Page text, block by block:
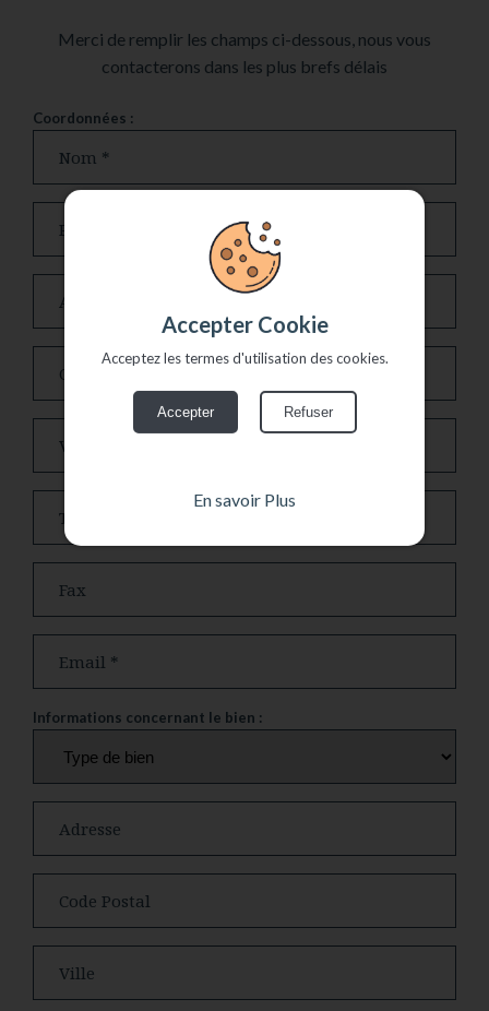
Merci de remplir les champs ci-dessous, nous vous
contacterons dans les plus brefs délais
Coordonnées :
Code postal
Informations concernant le bien :
Accepter Cookie
Acceptez les termes d'utilisation des cookies.
Accepter Refuser
En savoir Plus